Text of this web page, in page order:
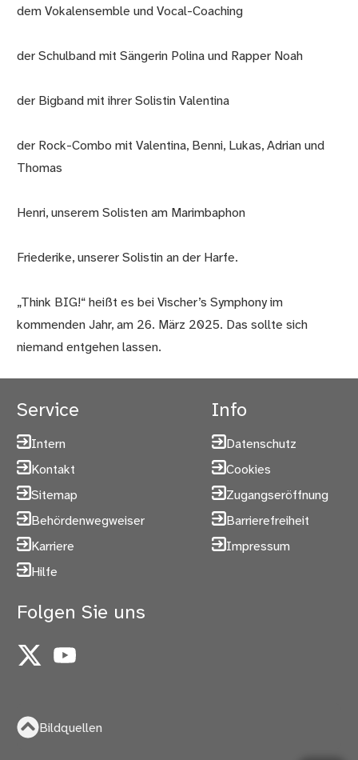
dem Vokalensemble und Vocal-Coaching
der Schulband mit Sängerin Polina und Rapper Noah
der Bigband mit ihrer Solistin Valentina
der Rock-Combo mit Valentina, Benni, Lukas, Adrian und
Thomas
Henri, unserem Solisten am Marimbaphon
Friederike, unserer Solistin an der Harfe.
„Think BIG!“ heißt es bei Vischer’s Symphony im
kommenden Jahr, am 26. März 2025. Das sollte sich
niemand entgehen lassen.
Service
Intern
Kontakt
Sitemap
Behördenwegweiser
Karriere
Hilfe
Info
Datenschutz
Cookies
Zugangseröffnung
Barrierefreiheit
Impressum
Folgen Sie uns
X YouTube
Bildquellen